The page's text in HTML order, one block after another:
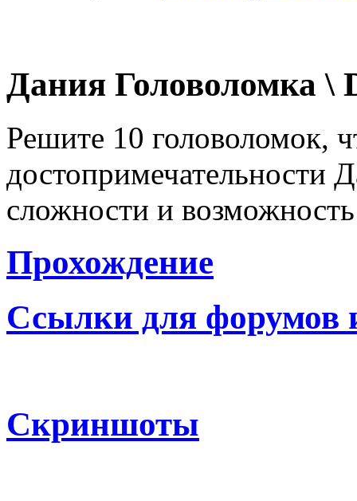
Дания Головоломка \
Решите 10 головоломок,
достопримечательности
сложности и возможность
Прохождение
Ссылки для форумов
Скриншоты